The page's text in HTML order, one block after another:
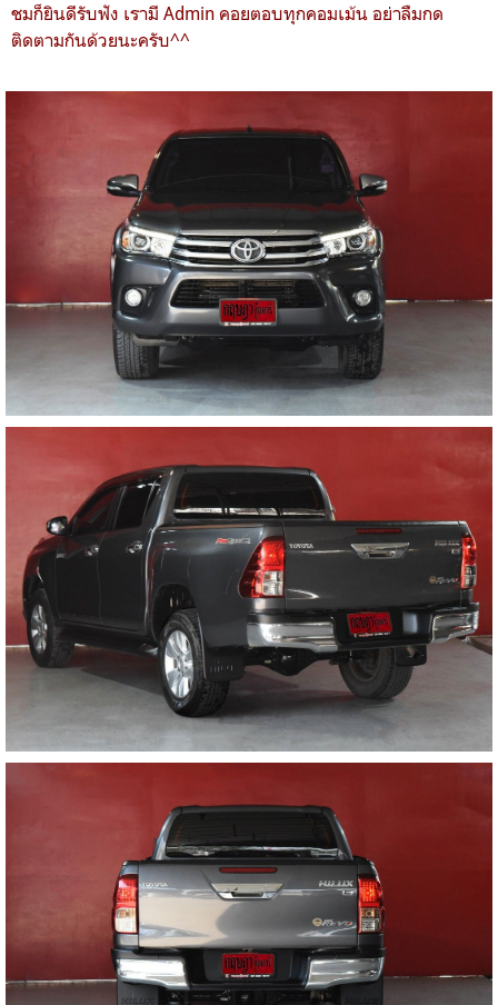
ชมก็ยินดีรับฟัง เรามี Admin คอยตอบทุกคอมเม้น อย่าลืมกด
ติดตามกันด้วยนะครับ^^